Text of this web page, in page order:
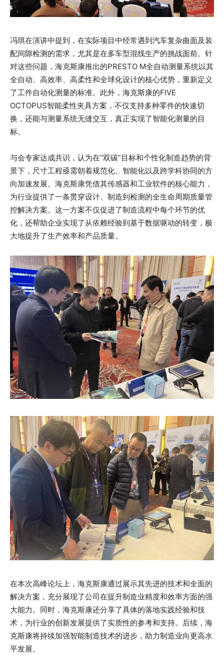
冯琪在演讲中提到，在实际项目中经常遇到汽车复杂曲面及装
配间隙检测的需求，尤其是在多车型混线生产的挑战面前。针
对这些问题，海克斯康推出的PRESTO M全自动测量系统以其
全自动、高效率、高柔性和全球化设计的核心优势，重新定义
了工件自动化测量的标准。此外，海克斯康的FIVE
OCTOPUS智能柔性夹具方案，不仅支持多种零件的快速切
换，还能与测量系统无缝交互，真正实现了智能化测量的目
标。
与会专家达成共识，认为在“双碳”目标和个性化制造趋势的背
景下，尺寸工程亟需朝着规范化、智能化以及跨学科协同的方
向加速发展。海克斯康凭借其传感器和工业软件的核心能力，
为行业提供了一条贯穿设计、制造到检测的全生命周期质量管
控解决方案。这一方案不仅促进了制造流程中每个环节的优
化，还帮助企业实现了从依赖经验到基于数据驱动的转变，极
大地提升了生产效率和产品质量。
在本次高峰论坛上，海克斯康通过展示其先进的技术和全面的
解决方案，充分展现了公司在提升制造业精度和效率方面的强
大能力。同时，海克斯康还分享了具体的落地实践经验和技
术，为行业的创新发展提供了实质性的参考和支持。后续，海
克斯康将持续加强智能制造技术的进步，助力制造业向更高水
平发展。